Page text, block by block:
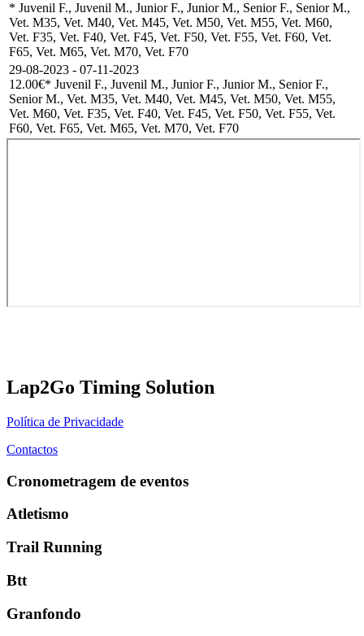
* Juvenil F., Juvenil M., Junior F., Junior M., Senior F., Senior M.,
Vet. M35, Vet. M40, Vet. M45, Vet. M50, Vet. M55, Vet. M60,
Vet. F35, Vet. F40, Vet. F45, Vet. F50, Vet. F55, Vet. F60, Vet.
F65, Vet. M65, Vet. M70, Vet. F70
29-08-2023 - 07-11-2023
12.00€* Juvenil F., Juvenil M., Junior F., Junior M., Senior F.,
Senior M., Vet. M35, Vet. M40, Vet. M45, Vet. M50, Vet. M55,
Vet. M60, Vet. F35, Vet. F40, Vet. F45, Vet. F50, Vet. F55, Vet.
F60, Vet. F65, Vet. M65, Vet. M70, Vet. F70
Lap2Go Timing Solution
Política de Privacidade
Contactos
Cronometragem de eventos
Atletismo
Trail Running
Btt
Granfondo